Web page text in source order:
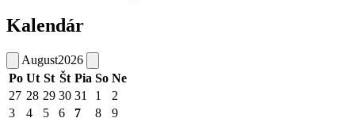
Kalendár
August2026
Po Ut St Št Pia So Ne
27 28 29 30 31 1
2
3
4 5 6 7 8
9